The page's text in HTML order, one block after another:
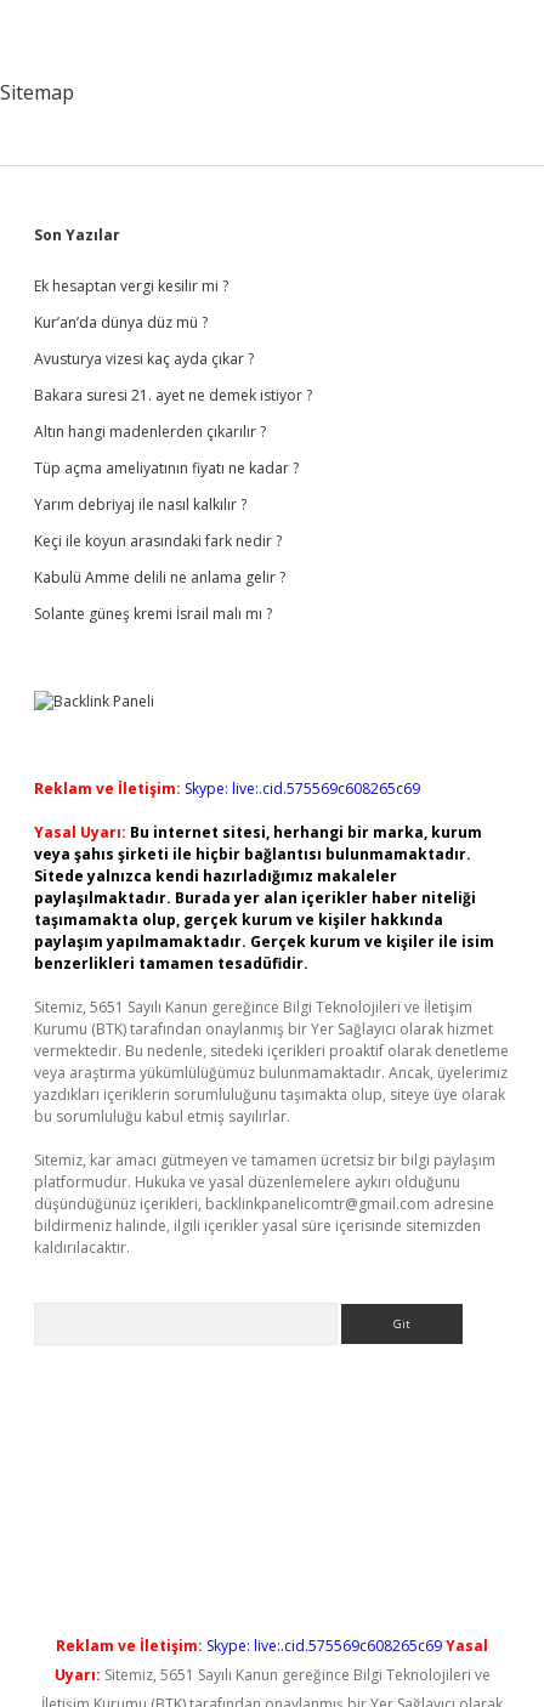
Sitemap
Sidebar
Son Yazılar
Ek hesaptan vergi kesilir mi ?
Kur’an’da dünya düz mü ?
Avusturya vizesi kaç ayda çıkar ?
Bakara suresi 21. ayet ne demek istiyor ?
Altın hangi madenlerden çıkarılır ?
Tüp açma ameliyatının fiyatı ne kadar ?
Yarım debriyaj ile nasıl kalkılır ?
Keçi ile koyun arasındaki fark nedir ?
Kabulü Amme delili ne anlama gelir ?
Solante güneş kremi İsrail malı mı ?
Reklam ve İletişim: Skype: live:.cid.575569c608265c69
Yasal Uyarı: Bu internet sitesi, herhangi bir marka, kurum
veya şahıs şirketi ile hiçbir bağlantısı bulunmamaktadır.
Sitede yalnızca kendi hazırladığımız makaleler
paylaşılmaktadır. Burada yer alan içerikler haber niteliği
taşımamakta olup, gerçek kurum ve kişiler hakkında
paylaşım yapılmamaktadır. Gerçek kurum ve kişiler ile isim
benzerlikleri tamamen tesadüfidir.
Sitemiz, 5651 Sayılı Kanun gereğince Bilgi Teknolojileri ve İletişim
Kurumu (BTK) tarafından onaylanmış bir Yer Sağlayıcı olarak hizmet
vermektedir. Bu nedenle, sitedeki içerikleri proaktif olarak denetleme
veya araştırma yükümlülüğümüz bulunmamaktadır. Ancak, üyelerimiz
yazdıkları içeriklerin sorumluluğunu taşımakta olup, siteye üye olarak
bu sorumluluğu kabul etmiş sayılırlar.
Sitemiz, kar amacı gütmeyen ve tamamen ücretsiz bir bilgi paylaşım
platformudur. Hukuka ve yasal düzenlemelere aykırı olduğunu
düşündüğünüz içerikleri, backlinkpanelicomtr@gmail.com adresine
bildirmeniz halinde, ilgili içerikler yasal süre içerisinde sitemizden
kaldırılacaktır.
Reklam ve İletişim: Skype: live:.cid.575569c608265c69Yasal
Uyarı: Sitemiz, 5651 Sayılı Kanun gereğince Bilgi Teknolojileri ve